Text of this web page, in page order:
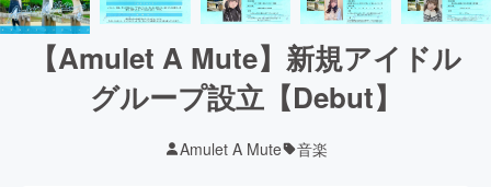
【Amulet A Mute】新規アイドル
グループ設立【Debut】
Amulet A Mute 音楽